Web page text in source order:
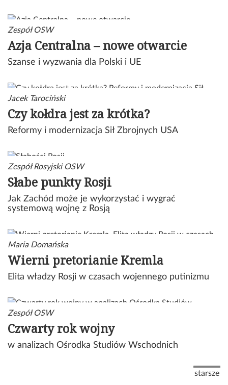
Zespół OSW
Azja Centralna – nowe otwarcie
Szanse i wyzwania dla Polski i UE
Jacek Tarociński
Czy kołdra jest za krótka?
Reformy i modernizacja Sił Zbrojnych USA
Zespół Rosyjski OSW
Słabe punkty Rosji
Jak Zachód może je wykorzystać i wygrać
systemową wojnę z Rosją
Maria Domańska
Wierni pretorianie Kremla
Elita władzy Rosji w czasach wojennego putinizmu
Zespół OSW
Czwarty rok wojny
w analizach Ośrodka Studiów Wschodnich
starsze